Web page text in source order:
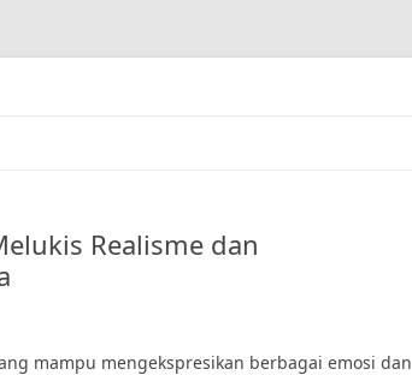
Realisme dan
mampu mengekspresikan berbagai emosi dan